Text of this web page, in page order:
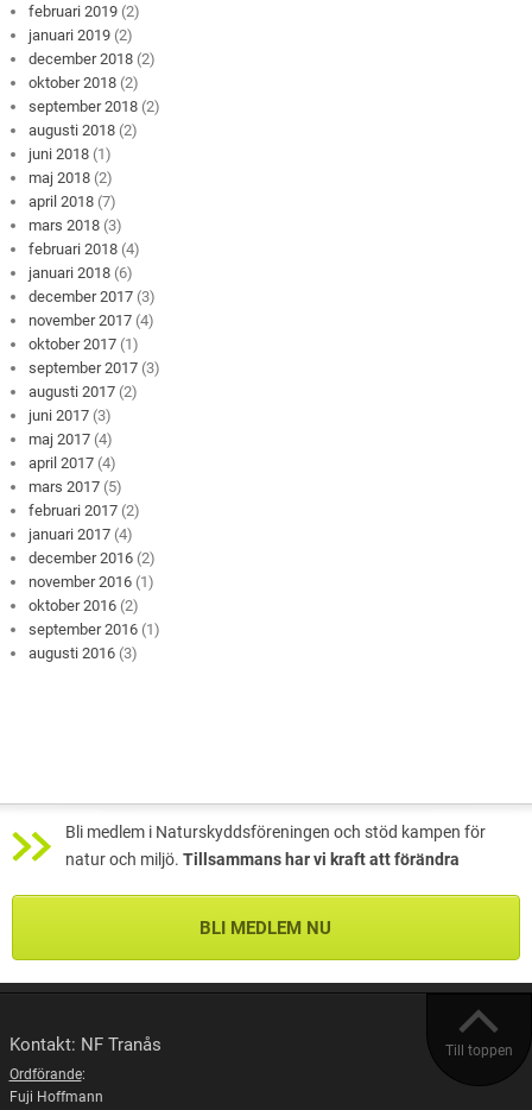
februari 2019 (2)
januari 2019 (2)
december 2018 (2)
oktober 2018 (2)
september 2018 (2)
augusti 2018 (2)
juni 2018 (1)
maj 2018 (2)
april 2018 (7)
mars 2018 (3)
februari 2018 (4)
januari 2018 (6)
december 2017 (3)
november 2017 (4)
oktober 2017 (1)
september 2017 (3)
augusti 2017 (2)
juni 2017 (3)
maj 2017 (4)
april 2017 (4)
mars 2017 (5)
februari 2017 (2)
januari 2017 (4)
december 2016 (2)
november 2016 (1)
oktober 2016 (2)
september 2016 (1)
augusti 2016 (3)
Bli medlem i Naturskyddsföreningen och stöd kampen för
natur och miljö. Tillsammans har vi kraft att förändra
BLI MEDLEM NU
Till toppen
Kontakt: NF Tranås
Ordförande:
Fuji Hoffmann